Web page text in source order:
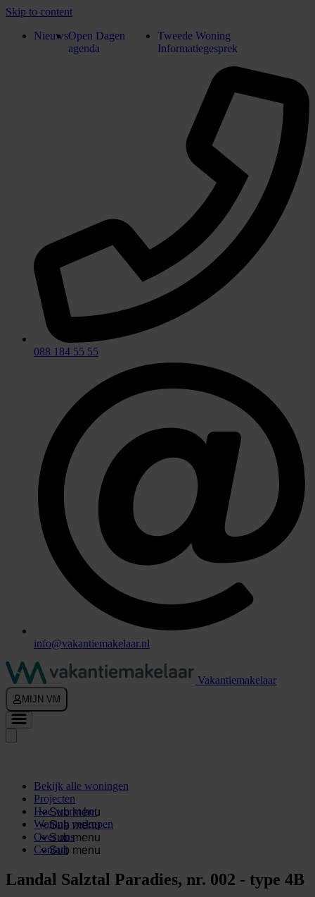
Skip to content
NieuwsOpen Dagen
agenda
Tweede Woning
Informatiegesprek
088 184 55 55
info@vakantiemakelaar.nl
Vakantiemakelaar
MIJN VM
Bekijk alle woningen
Projecten
Sub menu
Hoe werkt het
Sub menu
Woning verkopen
Sub menu
Over ons
Sub menu
Contact
Landal Salztal Paradies, nr. 002 - type 4B